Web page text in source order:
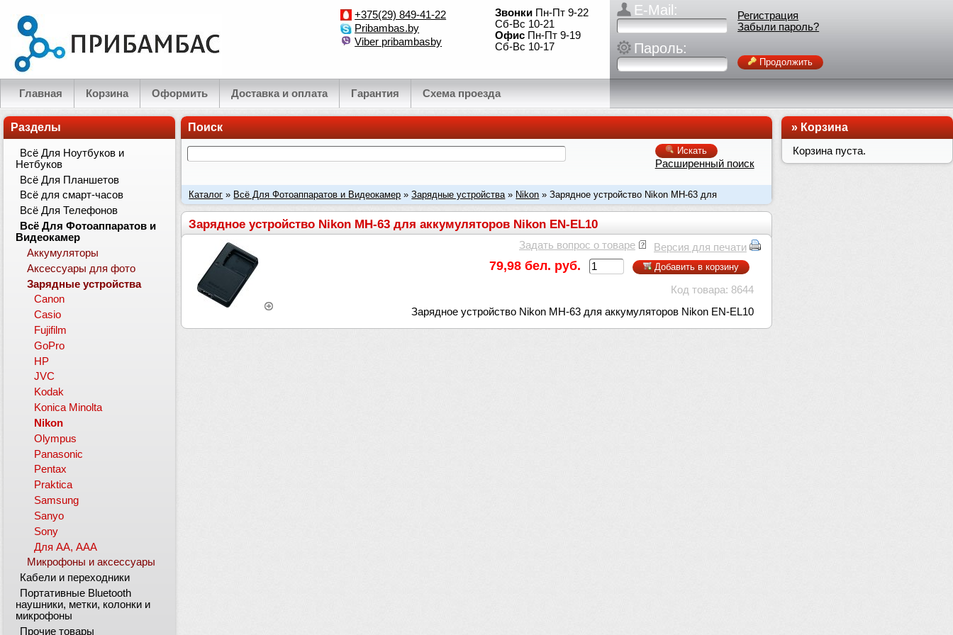
+375(29) 849-41-22
Pribambas.by
Viber pribambasby
Звонки Пн-Пт 9-22
Сб-Вс 10-21
Офис Пн-Пт 9-19
Сб-Вс 10-17
Главная Корзина Оформить Доставка и оплата Гарантия Схема проезда
E-Mail:
Пароль:
Регистрация
Забыли пароль?
Продолжить
Поиск
Искать
Расширенный поиск
Каталог » Всё Для Фотоаппаратов и Видеокамер »Зарядные устройства» Nikon » Зарядное устройство Nikon MH-63 для
аккумуляторов Nikon EN-EL10
Зарядное устройство Nikon MH-63 для аккумуляторов Nikon EN-EL10
Версия для печати
Задать вопрос о товаре
79,98 бел. руб. Добавить в корзину
Код товара: 8644
Зарядное устройство Nikon MH-63 для аккумуляторов Nikon EN-EL10
Разделы
Всё Для Ноутбуков и
Нетбуков
Всё Для Планшетов
Всё для смарт-часов
Всё Для Телефонов
Всё Для Фотоаппаратов и
Видеокамер
Аккумуляторы
Аксессуары для фото
Зарядные устройства
Canon
Casio
Fujifilm
GoPro
HP
JVC
Kodak
Konica Minolta
Nikon
Olympus
Panasonic
Pentax
Praktica
Samsung
Sanyo
Sony
Для АА, ААА
Микрофоны и аксессуары
Кабели и переходники
Портативные Bluetooth
наушники, метки, колонки и
микрофоны
Прочие товары
»Корзина
Корзина пуста.